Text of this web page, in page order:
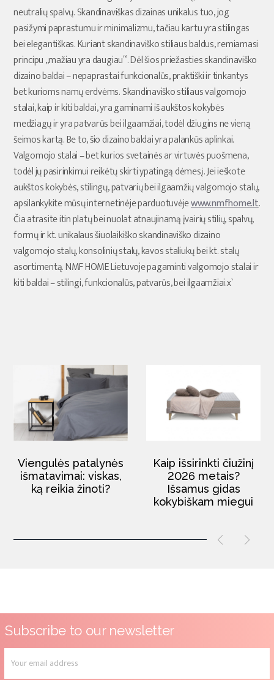
neutralių spalvų. Skandinaviškas dizainas unikalus tuo, jog
pasižymi paprastumu ir minimalizmu, tačiau kartu yra stilingas
bei elegantiškas. Kuriant skandinaviško stiliaus baldus, remiamasi
principu ,,mažiau yra daugiau“. Dėl šios priežasties skandinaviško
dizaino baldai – nepaprastai funkcionalūs, praktiški ir tinkantys
bet kurioms namų erdvėms. Skandinaviško stiliaus valgomojo
stalai, kaip ir kiti baldai, yra gaminami iš aukštos kokybės
medžiagų ir yra patvarūs bei ilgaamžiai, todėl džiugins ne vieną
šeimos kartą. Be to, šio dizaino baldai yra palankūs aplinkai.
Valgomojo stalai – bet kurios svetainės ar virtuvės puošmena,
todėl jų pasirinkimui reikėtų skirti ypatingą dėmesį. Jei ieškote
aukštos kokybės, stilingų, patvarių bei ilgaamžių valgomojo stalų,
apsilankykite mūsų internetinėje parduotuvėjewww.nmfhome.lt.
Čia atrasite itin platų bei nuolat atnaujinamą įvairių stilių, spalvų,
formų ir kt. unikalaus šiuolaikiško skandinaviško dizaino
valgomojo stalų, konsolinių stalų, kavos staliukų bei kt. stalų
asortimentą. NMF HOME Lietuvoje pagaminti valgomojo stalai ir
kiti baldai – stilingi, funkcionalūs, patvarūs, bei ilgaamžiai.x`
Viengulės patalynės
išmatavimai: viskas,
ką reikia žinoti?
Kaip išsirinkti čiužinį
2026 metais?
Išsamus gidas
kokybiškam miegui
Subscribe to our newsletter